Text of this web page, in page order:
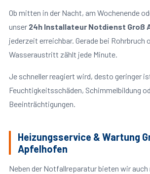
Ob mitten in der Nacht, am Wochenende
unser 24h Installateur Notdienst Groß
jederzeit erreichbar. Gerade bei Rohrbruch
Wasseraustritt zählt jede Minute.
Je schneller reagiert wird, desto geringer
Feuchtigkeitsschäden, Schimmelbildung
Beeinträchtigungen.
Heizungsservice & Wartung
Apfelhofen
Neben der Notfallreparatur bieten wir auch